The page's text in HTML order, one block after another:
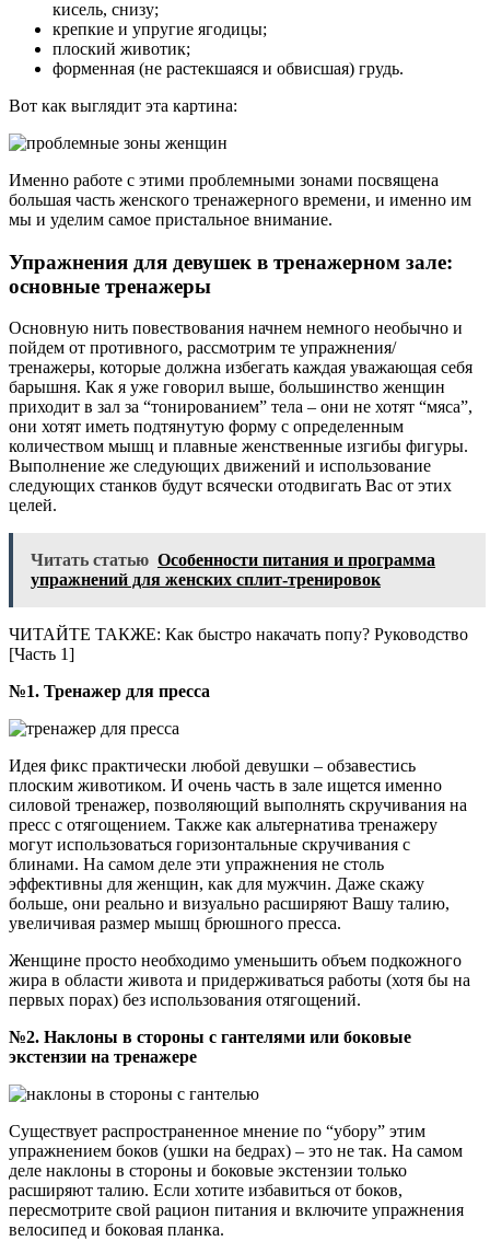
кисель, снизу;
крепкие и упругие ягодицы;
плоский животик;
форменная (не растекшаяся и обвисшая) грудь.
Вот как выглядит эта картина:
Именно работе с этими проблемными зонами посвящена
большая часть женского тренажерного времени, и именно им
мы и уделим самое пристальное внимание.
Упражнения для девушек в тренажерном зале:
основные тренажеры
Основную нить повествования начнем немного необычно и
пойдем от противного, рассмотрим те упражнения/
тренажеры, которые должна избегать каждая уважающая себя
барышня. Как я уже говорил выше, большинство женщин
приходит в зал за “тонированием” тела – они не хотят “мяса”,
они хотят иметь подтянутую форму с определенным
количеством мышц и плавные женственные изгибы фигуры.
Выполнение же следующих движений и использование
следующих станков будут всячески отодвигать Вас от этих
целей.
Читать статью Особенности питания и программа
упражнений для женских сплит-тренировок
ЧИТАЙТЕ ТАКЖЕ: Как быстро накачать попу? Руководство
[Часть 1]
№1. Тренажер для пресса
Идея фикс практически любой девушки – обзавестись
плоским животиком. И очень часть в зале ищется именно
силовой тренажер, позволяющий выполнять скручивания на
пресс с отягощением. Также как альтернатива тренажеру
могут использоваться горизонтальные скручивания с
блинами. На самом деле эти упражнения не столь
эффективны для женщин, как для мужчин. Даже скажу
больше, они реально и визуально расширяют Вашу талию,
увеличивая размер мышц брюшного пресса.
Женщине просто необходимо уменьшить объем подкожного
жира в области живота и придерживаться работы (хотя бы на
первых порах) без использования отягощений.
№2. Наклоны в стороны с гантелями или боковые
экстензии на тренажере
Существует распространенное мнение по “убору” этим
упражнением боков (ушки на бедрах) – это не так. На самом
деле наклоны в стороны и боковые экстензии только
расширяют талию. Если хотите избавиться от боков,
пересмотрите свой рацион питания и включите упражнения
велосипед и боковая планка.